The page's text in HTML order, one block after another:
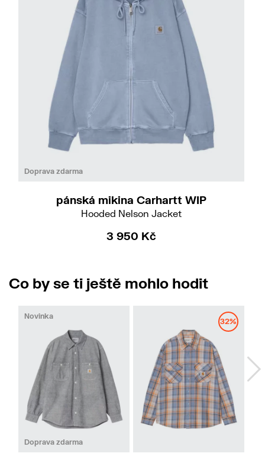
Doprava zdarma
pánská mikina Carhartt WIP
Hooded Nelson Jacket
3 950 Kč
Co by se ti ještě mohlo hodit
Doprava zdarma
Novinka
MLXL
32%